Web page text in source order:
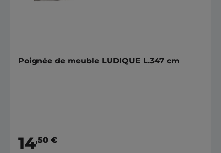
Poignée de meuble LUDIQUE L.347 cm
14,50 €